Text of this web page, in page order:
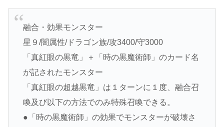
融合・効果モンスター
星９/闇属性/ドラゴン族/攻3400/守3000
「真紅眼の黒竜」＋「時の黒魔術師」のカード名
が記されたモンスター
「真紅眼の超越黒竜」は１ターンに１度、融合召
喚及び以下の方法でのみ特殊召喚できる。
●「時の黒魔術師」の効果でモンスターが破壊さ